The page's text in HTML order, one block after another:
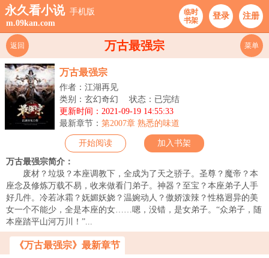
永久看小说 手机版
m.09kan.com
临时
书架
登录 注册
万古最强宗
返回 菜单
万古最强宗
作者：江湖再见
类别：玄幻奇幻
状态：已完结
更新时间：2021-09-19 14:55:33
最新章节： 第2007章 熟悉的味道
开始阅读 加入书架
万古最强宗简介：
废材？垃圾？本座调教下，全成为了天之骄子。圣尊？魔帝？本
座念及修炼万载不易，收来做看门弟子。神器？至宝？本座弟子人手
好几件。冷若冰霜？妩媚妖娆？温婉动人？傲娇泼辣？性格迥异的美
女一个不能少，全是本座的女……嗯，没错，是女弟子。“众弟子，随
本座踏平山河万川！”...
《万古最强宗》最新章节